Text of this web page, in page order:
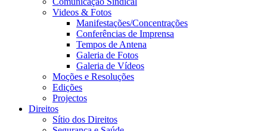
Videos & Fotos
Manifestações/Concentrações
Conferências de Imprensa
Tempos de Antena
Galeria de Fotos
Galeria de Vídeos
Moções e Resoluções
Edições
Projectos
Direitos
Sítio dos Direitos